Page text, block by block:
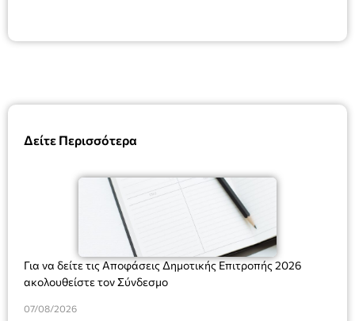
Δείτε Περισσότερα
Για να δείτε τις Αποφάσεις Δημοτικής Επιτροπής 2026
ακολουθείστε τον Σύνδεσμο
07/08/2026